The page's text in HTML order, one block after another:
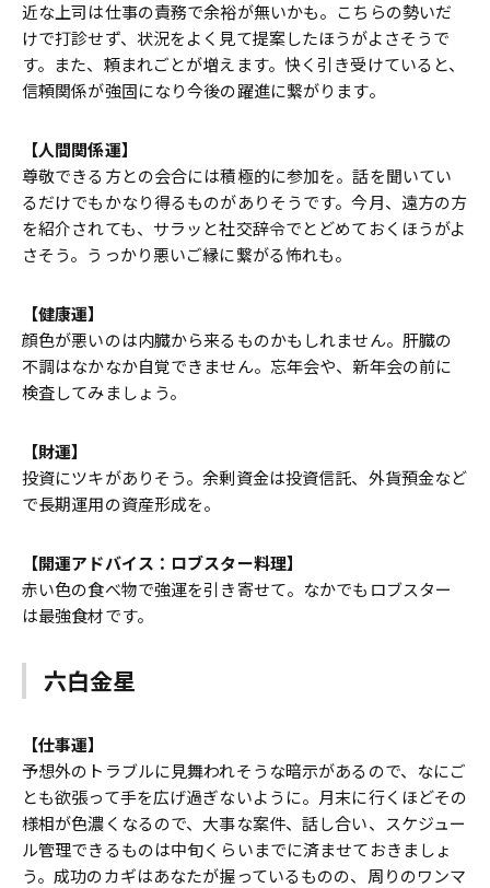
近な上司は仕事の責務で余裕が無いかも。こちらの勢いだ
けで打診せず、状況をよく見て提案したほうがよさそうで
す。また、頼まれごとが増えます。快く引き受けていると、
信頼関係が強固になり今後の躍進に繋がります。
【人間関係運】
尊敬できる方との会合には積極的に参加を。話を聞いてい
るだけでもかなり得るものがありそうです。今月、遠方の方
を紹介されても、サラッと社交辞令でとどめておくほうがよ
さそう。うっかり悪いご縁に繋がる怖れも。
【健康運】
顔色が悪いのは内臓から来るものかもしれません。肝臓の
不調はなかなか自覚できません。忘年会や、新年会の前に
検査してみましょう。
【財運】
投資にツキがありそう。余剰資金は投資信託、外貨預金など
で長期運用の資産形成を。
【開運アドバイス：ロブスター料理】
赤い色の食べ物で強運を引き寄せて。なかでもロブスター
は最強食材です。
六白金星
【仕事運】
予想外のトラブルに見舞われそうな暗示があるので、なにご
とも欲張って手を広げ過ぎないように。月末に行くほどその
様相が色濃くなるので、大事な案件、話し合い、スケジュー
ル管理できるものは中旬くらいまでに済ませておきましょ
う。成功のカギはあなたが握っているものの、周りのワンマ